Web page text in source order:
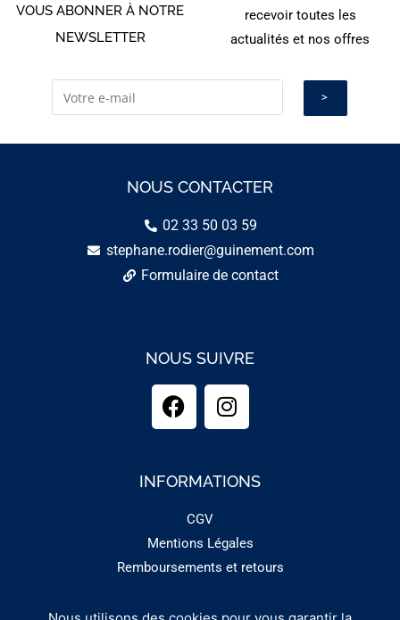
VOUS ABONNER À NOTRE
NEWSLETTER
recevoir toutes les
actualités et nos offres
NOUS CONTACTER
02 33 50 03 59
stephane.rodier@guinement.com
Formulaire de contact
NOUS SUIVRE
INFORMATIONS
CGV
Mentions Légales
Remboursements et retours